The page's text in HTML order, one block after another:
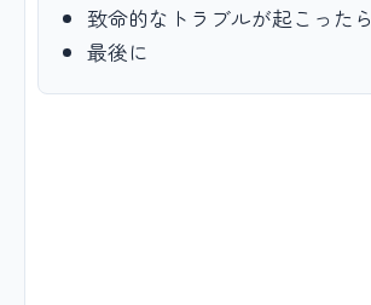
致命的なトラブルが起こったら
最後に